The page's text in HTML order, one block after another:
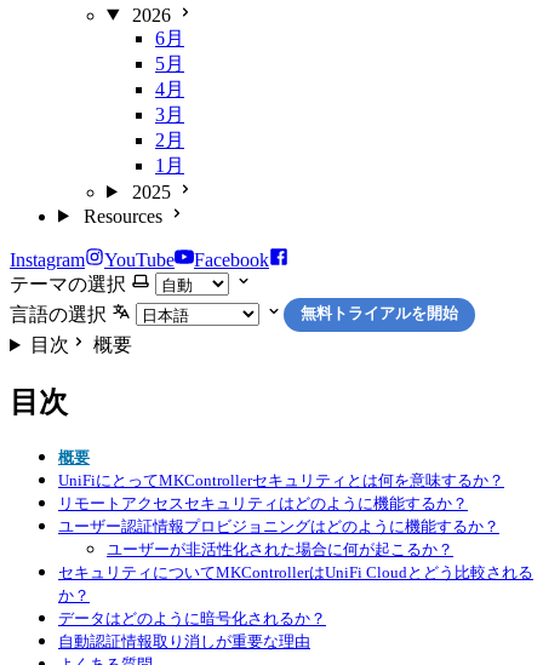
2026
6月
5月
4月
3月
2月
1月
2025
Resources
Instagram YouTube
Facebook
テーマの選択
言語の選択
無料トライアルを開始
目次 概要
目次
概要
UniFiにとってMKControllerセキュリティとは何を意味するか？
リモートアクセスセキュリティはどのように機能するか？
ユーザー認証情報プロビジョニングはどのように機能するか？
ユーザーが非活性化された場合に何が起こるか？
セキュリティについてMKControllerはUniFi Cloudとどう比較される
か？
データはどのように暗号化されるか？
自動認証情報取り消しが重要な理由